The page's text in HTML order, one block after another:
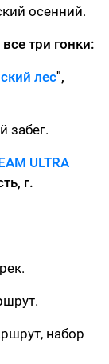
осенний.
три гонки:
лес",
забег.
ULTRA
г.
набор